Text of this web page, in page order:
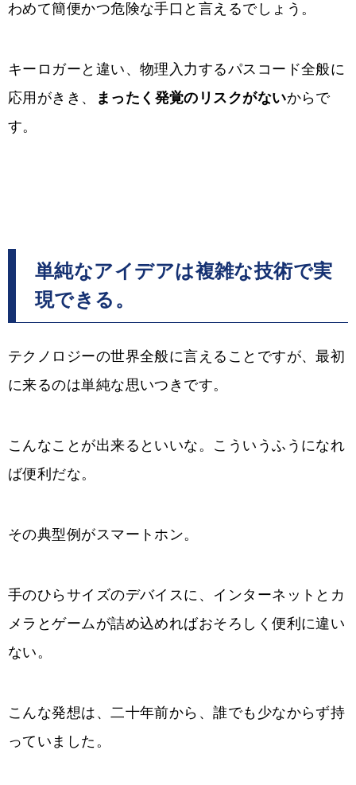
わめて簡便かつ危険な手口と言えるでしょう。
キーロガーと違い、物理入力するパスコード全般に
応用がきき、
まったく発覚のリスクがないからで
す。
単純なアイデアは複雑な技術で実
現できる。
テクノロジーの世界全般に言えることですが、最初
に来るのは単純な思いつきです。
こんなことが出来るといいな。こういうふうになれ
ば便利だな。
その典型例がスマートホン。
手のひらサイズのデバイスに、インターネットとカ
メラとゲームが詰め込めればおそろしく便利に違い
ない。
こんな発想は、二十年前から、誰でも少なからず持
っていました。